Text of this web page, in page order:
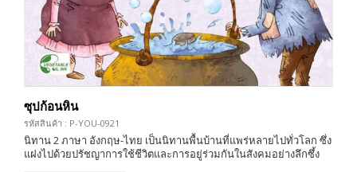
ซุปก้อนหิน
รหัสสินค้า : P-YOU-0921
นิทาน 2 ภาษา อังกฤษ-ไทย เป็นนิทานพื้นบ้านที่แพร่หลายไปทั่วโลก ซึ่ง
แฝงไปด้วยปรัชญาการใช้ชีวิตและการอยู่ร่วมกันในสังคมอย่างลึกซึ้ง